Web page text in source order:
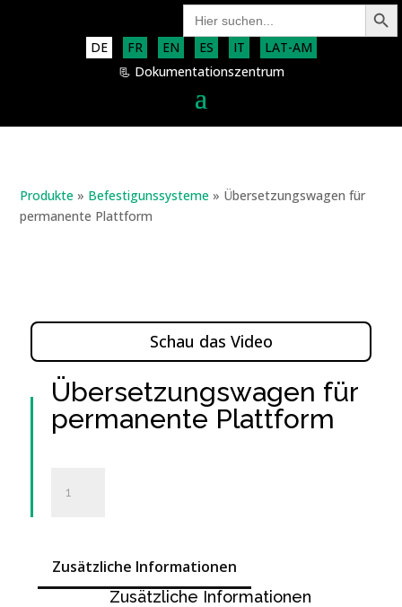
Search
for:
Search Button
DE FR EN ES IT
LAT-AM
📃 Dokumentationszentrum
Produkte » Befestigunssysteme » Übersetzungswagen für
permanente Plattform
Schau das Video
Übersetzungswagen für
permanente Plattform
de
plateforme
permanente
Zusätzliche Informationen
Zusätzliche Informationen